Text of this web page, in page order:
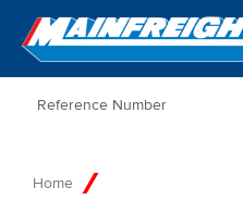
Go to Home
Home